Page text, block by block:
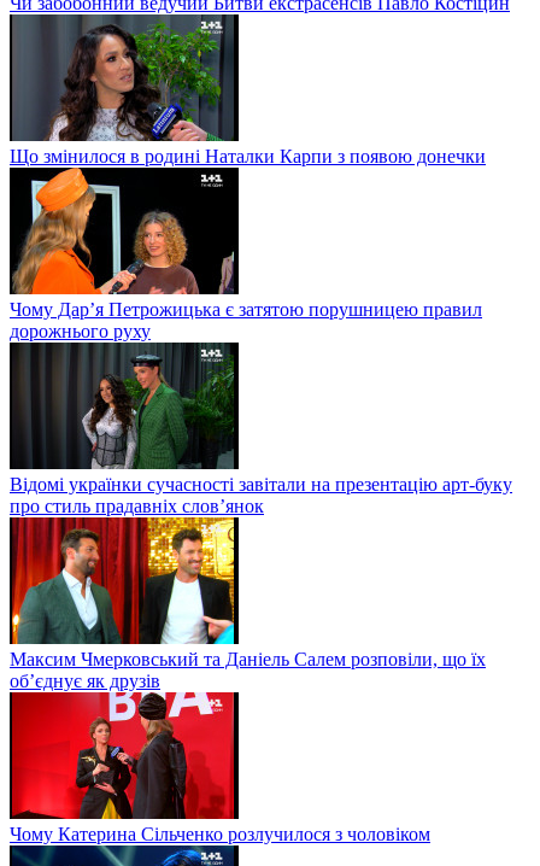
Що змінилося в родині Наталки Карпи з появою донечки
Чому Дар’я Петрожицька є затятою порушницею правил
дорожнього руху
Відомі українки сучасності завітали на презентацію арт-буку
про стиль прадавніх слов’янок
Максим Чмерковський та Даніель Салем розповіли, що їх
об’єднує як друзів
Чому Катерина Сільченко розлучилося з чоловіком